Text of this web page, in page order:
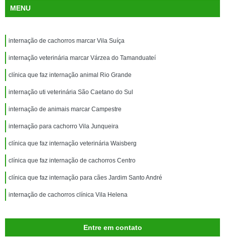
MENU
internação de cachorros marcar Vila Suíça
internação veterinária marcar Várzea do Tamanduateí
clínica que faz internação animal Rio Grande
internação uti veterinária São Caetano do Sul
internação de animais marcar Campestre
internação para cachorro Vila Junqueira
clínica que faz internação veterinária Waisberg
clínica que faz internação de cachorros Centro
clínica que faz internação para cães Jardim Santo André
internação de cachorros clínica Vila Helena
Entre em contato